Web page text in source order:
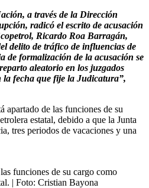
a través de la Dirección
radicó el escrito de acusación
Ricardo Roa Barragán,
delito de tráfico de influencias de
de formalización de la acusación se
aleatorio en los juzgados
la fecha que fije la Judicatura”,
apartado de las funciones de su
estatal, debido a que la Junta
tres periodos de vacaciones y una
funciones de su cargo como
| Foto: Cristian Bayona